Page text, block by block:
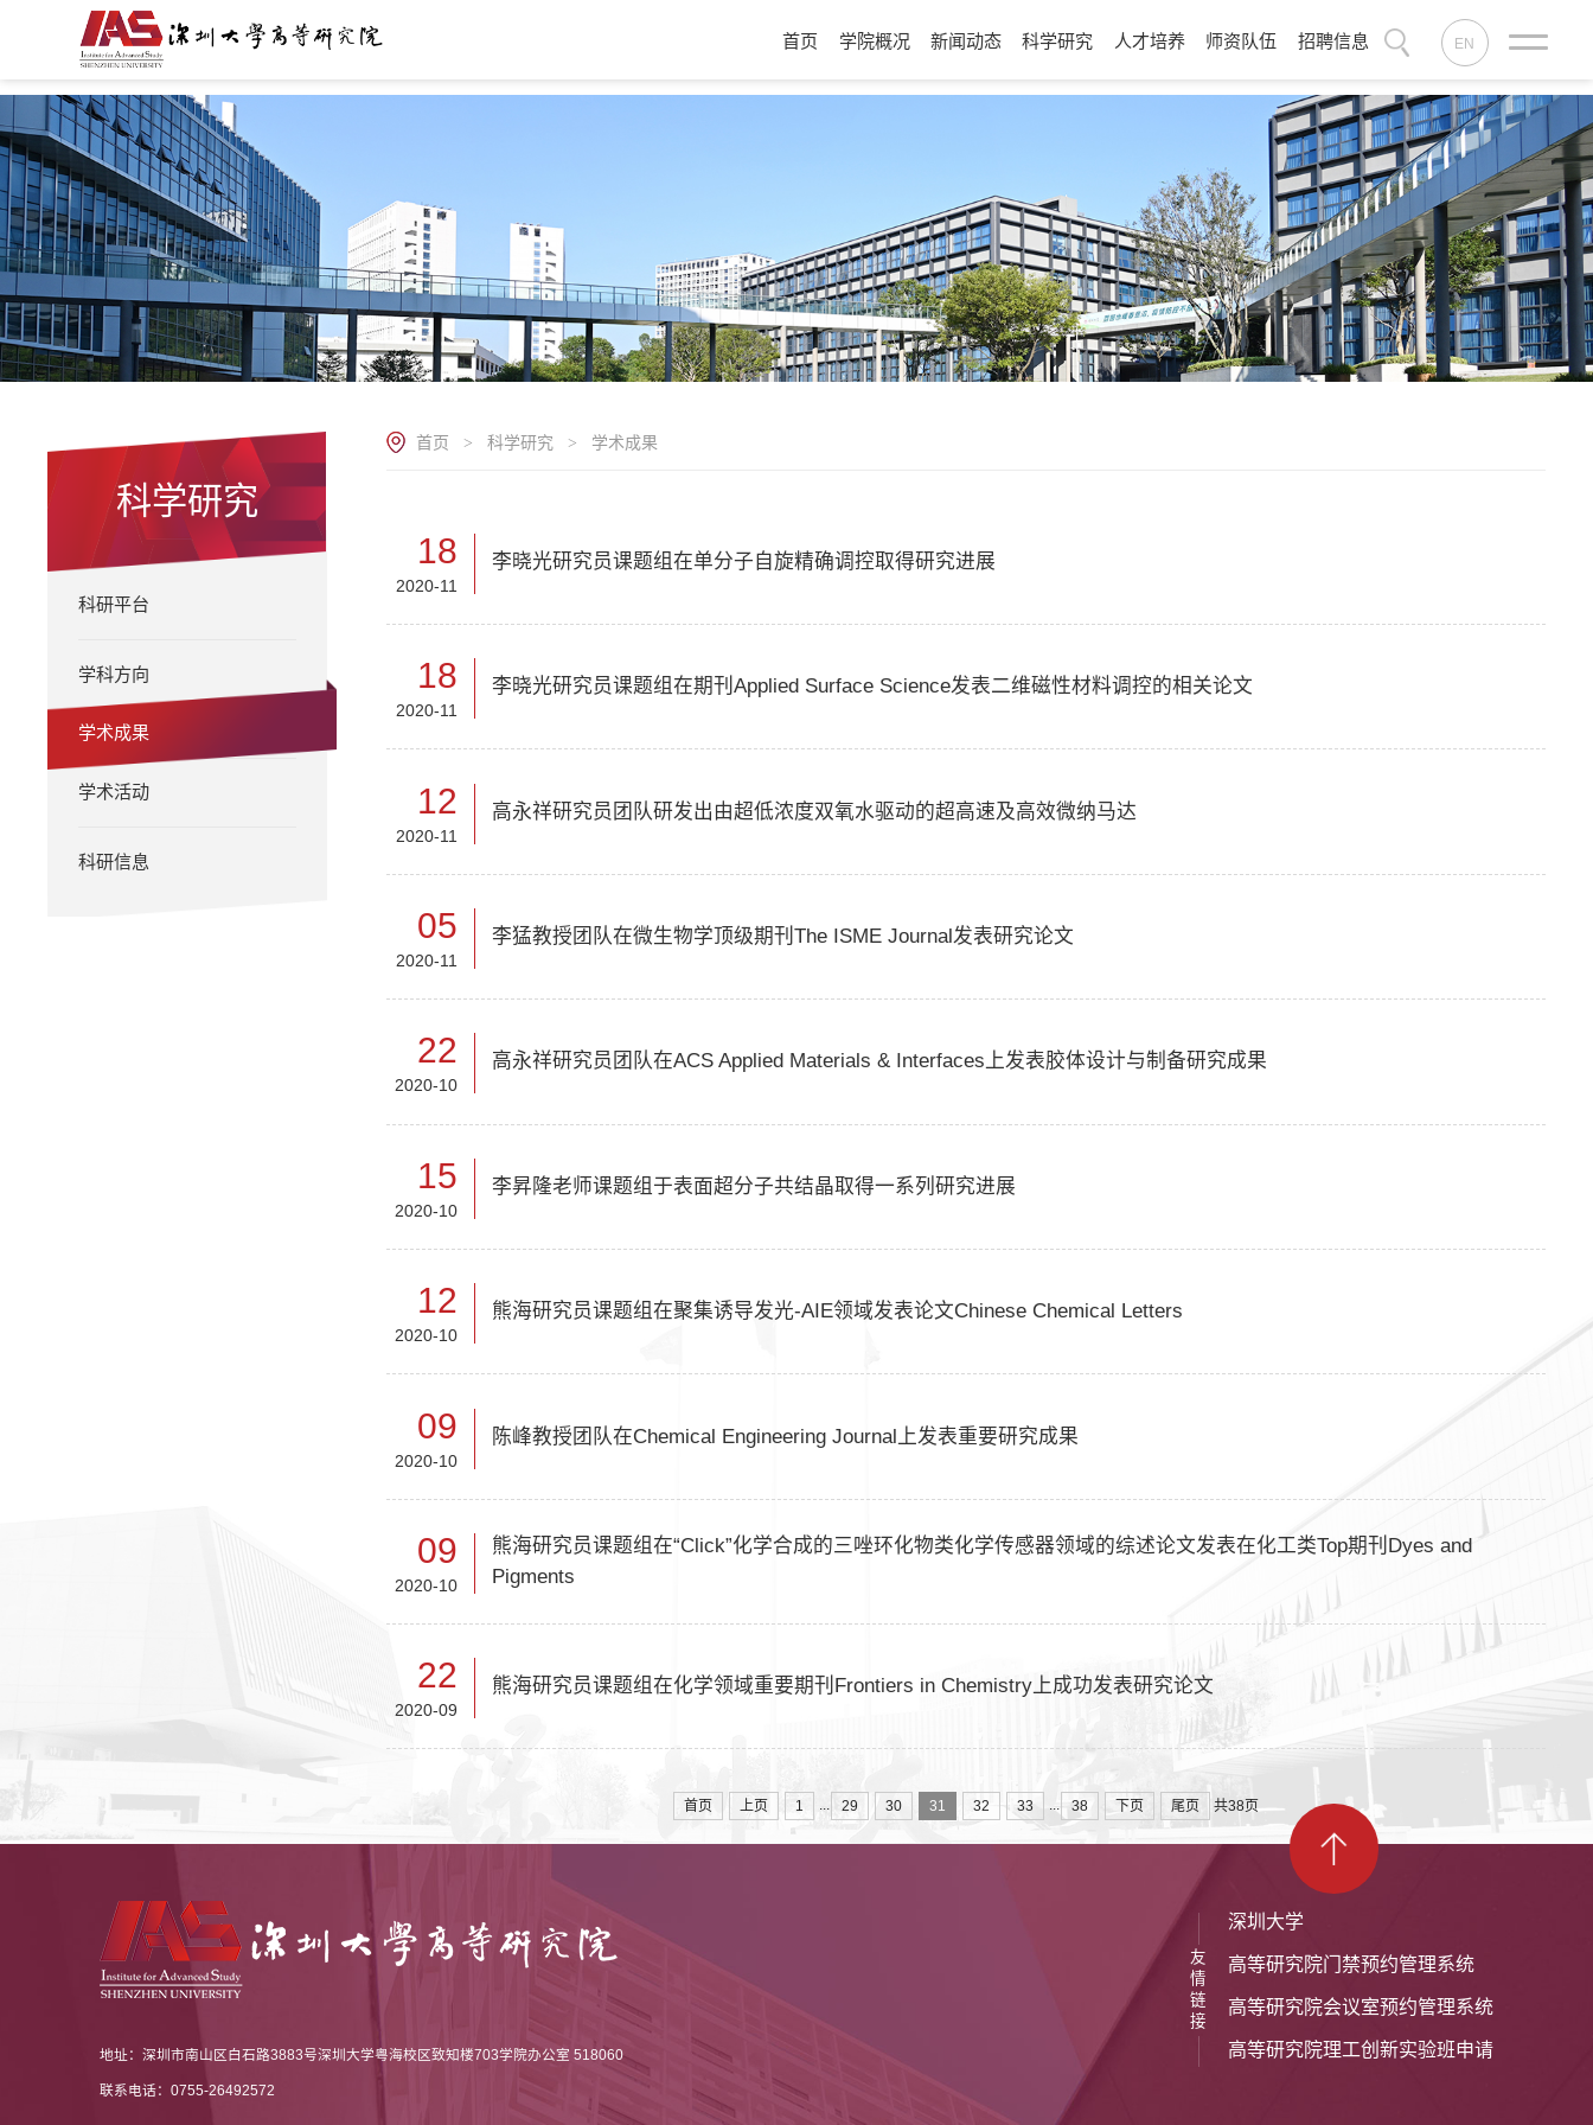
首页 学院概况 新闻动态 科学研究 人才培养 师资队伍 招聘信息 EN
科学研究
科研平台
学科方向
学术成果
学术活动
科研信息
首页 > 科学研究 > 学术成果
18
2020-11
李晓光研究员课题组在单分子自旋精确调控取得研究进展
18
2020-11
李晓光研究员课题组在期刊Applied Surface Science发表二维磁性材料调控的相关论文
12
2020-11
高永祥研究员团队研发出由超低浓度双氧水驱动的超高速及高效微纳马达
05
2020-11
李猛教授团队在微生物学顶级期刊The ISME Journal发表研究论文
22
2020-10
高永祥研究员团队在ACS Applied Materials & Interfaces上发表胶体设计与制备研究成果
15
2020-10
李昇隆老师课题组于表面超分子共结晶取得一系列研究进展
12
2020-10
熊海研究员课题组在聚集诱导发光-AIE领域发表论文Chinese Chemical Letters
09
2020-10
陈峰教授团队在Chemical Engineering Journal上发表重要研究成果
09
2020-10
熊海研究员课题组在“Click”化学合成的三唑环化物类化学传感器领域的综述论文发表在化工类Top期刊Dyes and
Pigments
22
2020-09
熊海研究员课题组在化学领域重要期刊Frontiers in Chemistry上成功发表研究论文
首页 上页 1 ... 29 30 31 32 33 ... 38 下页 尾页 共38页
地址：深圳市南山区白石路3883号深圳大学粤海校区致知楼703学院办公室 518060
联系电话：0755-26492572
友
情
链
接
深圳大学
高等研究院门禁预约管理系统
高等研究院会议室预约管理系统
高等研究院理工创新实验班申请